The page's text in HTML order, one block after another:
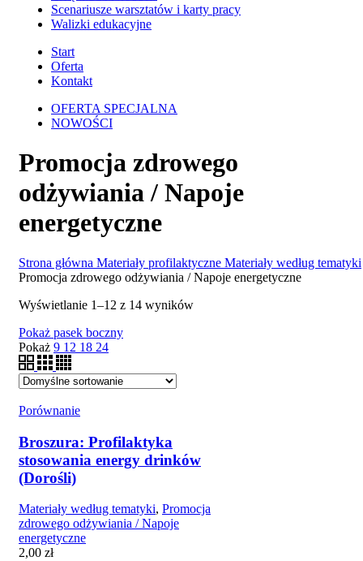
Scenariusze warsztatów i karty pracy
Walizki edukacyjne
Start
Oferta
Kontakt
OFERTA SPECJALNA
NOWOŚCI
Promocja zdrowego
odżywiania / Napoje
energetyczne
Strona główna Materiały profilaktyczne Materiały według tematyki
Promocja zdrowego odżywiania / Napoje energetyczne
Wyświetlanie 1–12 z 14 wyników
Pokaż pasek boczny
Pokaż 9 12 18 24
Porównanie
Broszura: Profilaktyka
stosowania energy drinków
(Dorośli)
Materiały według tematyki, Promocja
zdrowego odżywiania / Napoje
energetyczne
2,00 zł